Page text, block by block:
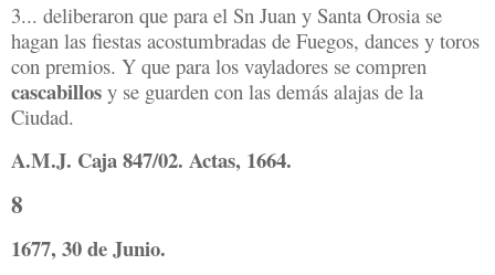
3... deliberaron que para el Sn Juan y Santa Orosia se
hagan las fiestas acostumbradas de Fuegos, dances y toros
con premios. Y que para los vayladores se compren
cascabillos y se guarden con las demás alajas de la
Ciudad.
A.M.J. Caja 847/02. Actas, 1664.
8
1677, 30 de Junio.